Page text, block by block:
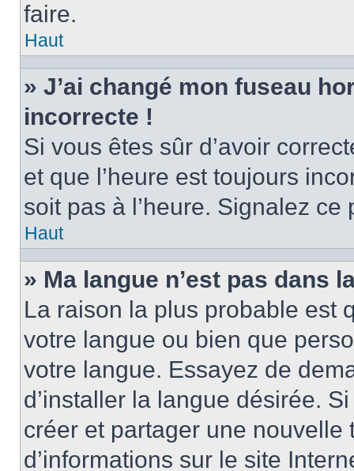
faire.
Haut
» J’ai changé mon fuseau
incorrecte !
Si vous êtes sûr d’avoir
et que l’heure est toujours
soit pas à l’heure. Signalez
Haut
» Ma langue n’est pas dans
La raison la plus probable est
votre langue ou bien que
votre langue. Essayez de
d’installer la langue désirée.
créer et partager une
d’informations sur le site